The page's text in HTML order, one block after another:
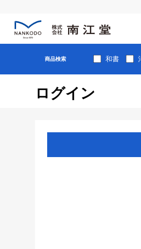
商品検索 和書
ログイン